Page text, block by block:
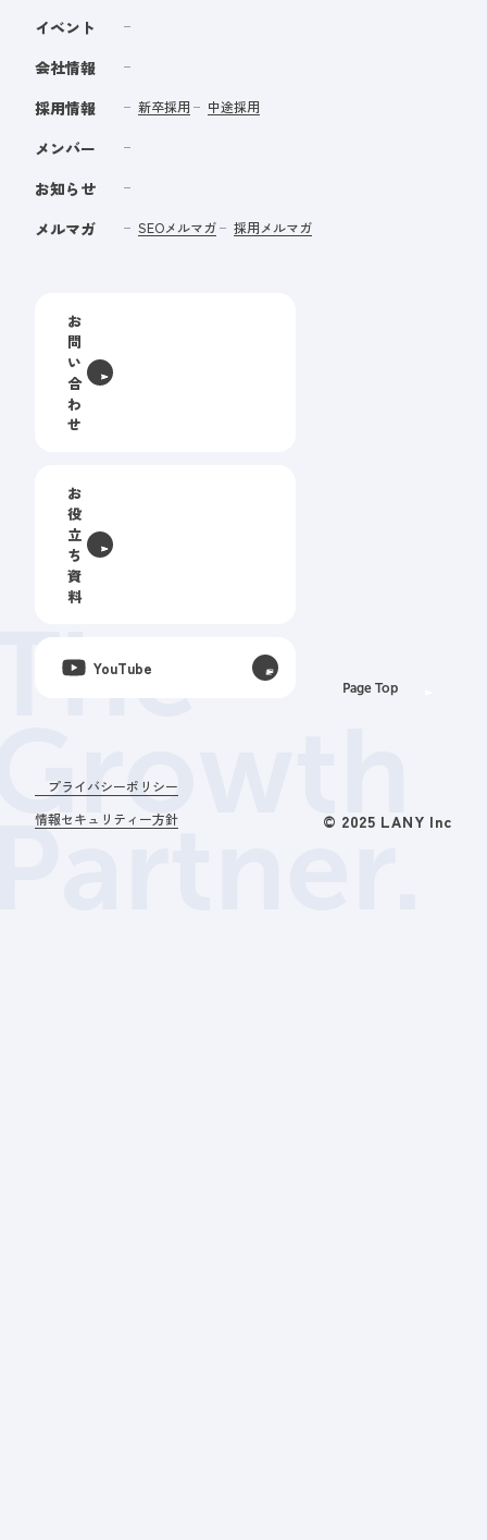
プライバシーポリシー
情報セキュリティー方針
© 2025 LANY Inc
イベント
会社情報
採用情報
新卒採用 中途採用
メンバー
お知らせ
メルマガ
SEOメルマガ 採用メルマガ
お
問
い
合
わ
せ
お
役
立
ち
資
料
YouTube
Page Top